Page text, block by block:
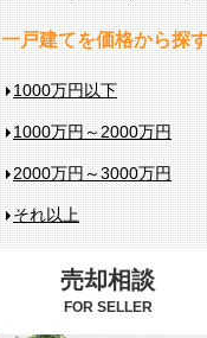
一戸建てを価格から探
1000万円以下
1000万円～2000万円
2000万円～3000万円
それ以上
売却相談
FOR SELLER